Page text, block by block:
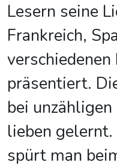
Lesern seine
Frankreich,
präsentiert.
bei
lieben gelernt.
spürt man